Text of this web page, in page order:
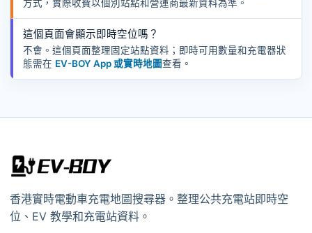
方式，實際收費以個別站點和營運商最新資料為準。
這個頁面會顯示即時空位嗎？
不會。這個頁面整理固定站點資料；即時可用數量和充電器狀
態需在 EV-BOY App 或實時地圖查看。
香港實時電動車充電地圖搜尋器。整理公共充電站即時空
位、EV 教學和充電站資料。